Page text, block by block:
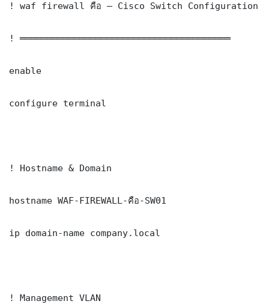
! waf firewall คือ — Cisco Switch Configuration
! ═══════════════════════════════════════
enable
configure terminal
! Hostname & Domain
hostname WAF-FIREWALL-คือ-SW01
ip domain-name company.local
! Management VLAN